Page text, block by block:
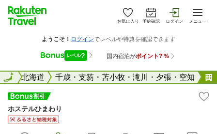
お気に入り 予約確認 ログイン メニュー
全国北海道 千歳・支笏・苫小牧・滝川・夕張・空知
全国
ホステルひまわり